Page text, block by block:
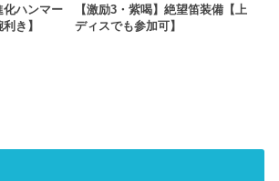
化ハンマー
き】
【激励3・紫喝】絶望笛装備【上
ディスでも参加可】